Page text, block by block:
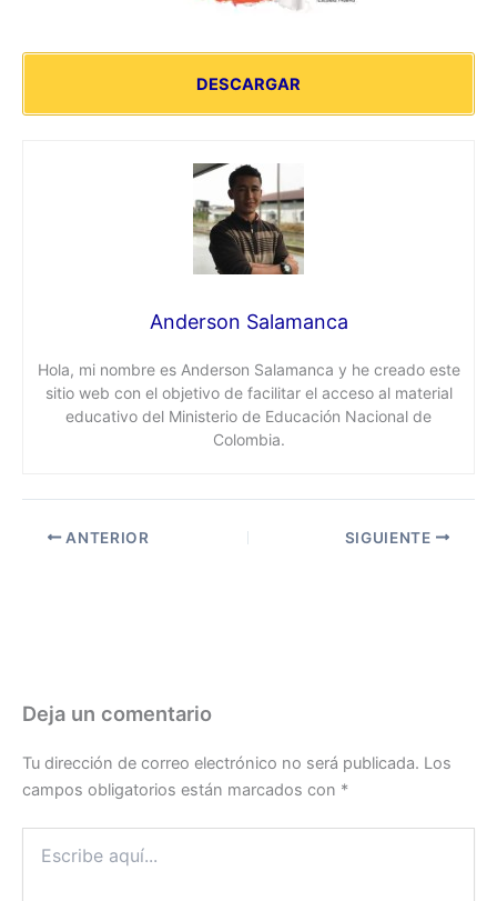
DESCARGAR
Anderson Salamanca
Hola, mi nombre es Anderson Salamanca y he creado este
sitio web con el objetivo de facilitar el acceso al material
educativo del Ministerio de Educación Nacional de
Colombia.
ANTERIOR SIGUIENTE
Deja un comentario
Tu dirección de correo electrónico no será publicada. Los
campos obligatorios están marcados con *
aquí...